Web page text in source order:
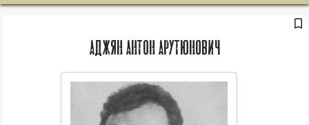
Аджян Антон Арутюнович